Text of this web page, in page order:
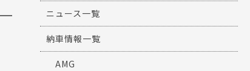
ニュース一覧
納車情報一覧
AMG